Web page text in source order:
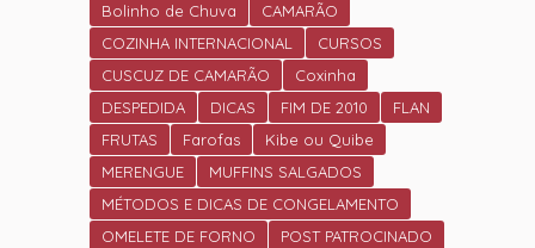
Bolinho de Chuva
CAMARÃO
COZINHA INTERNACIONAL
CURSOS
CUSCUZ DE CAMARÃO
Coxinha
DESPEDIDA
DICAS FIM DE 2010
FLAN
FRUTAS
Farofas
Kibe ou Quibe
MERENGUE
MUFFINS SALGADOS
MÉTODOS E DICAS DE CONGELAMENTO
OMELETE DE FORNO
POST PATROCINADO